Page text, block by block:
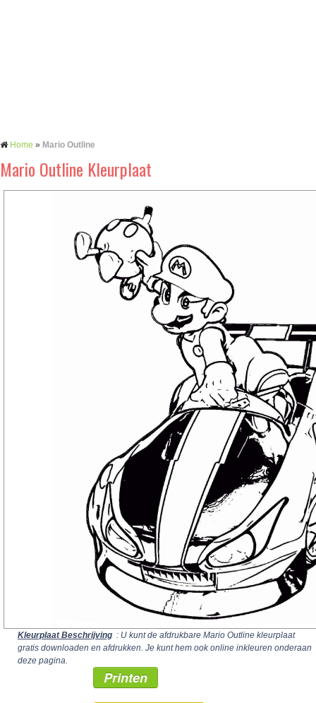
Home » Mario Outline
Mario Outline Kleurplaat
Kleurplaat Beschrijving : U kunt de afdrukbare Mario Outline kleurplaat
gratis downloaden en afdrukken. Je kunt hem ook online inkleuren onderaan
deze pagina.
Printen